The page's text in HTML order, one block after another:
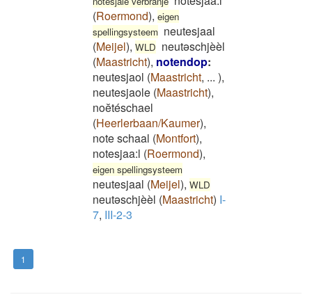
(Roermond), eigen
spellingsysteem neutesjaal
(Meijel), WLD neutəschjèèl
(Maastricht), notendop:
neutesjaol (Maastricht, ... ),
neutesjaole (Maastricht),
noĕtéschael
(Heerlerbaan/Kaumer),
note schaal (Montfort),
notesjaa:l (Roermond),
eigen spellingsysteem
neutesjaal (Meijel), WLD
neutəschjèèl (Maastricht) I-
7, III-2-3
1